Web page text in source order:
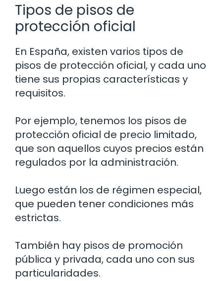
Tipos de pisos de
protección oficial
En España, existen varios tipos de
pisos de protección oficial, y cada uno
tiene sus propias características y
requisitos.
Por ejemplo, tenemos los pisos de
protección oficial de precio limitado,
que son aquellos cuyos precios están
regulados por la administración.
Luego están los de régimen especial,
que pueden tener condiciones más
estrictas.
También hay pisos de promoción
pública y privada, cada uno con sus
particularidades.